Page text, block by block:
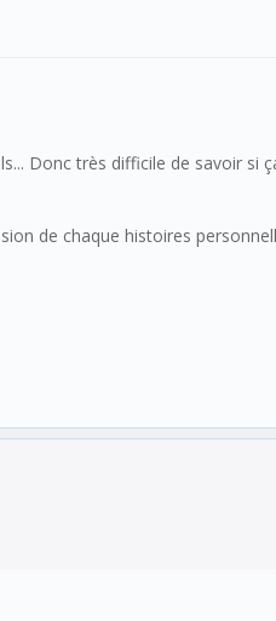
Donc très difficile de savoir si
de chaque histoires